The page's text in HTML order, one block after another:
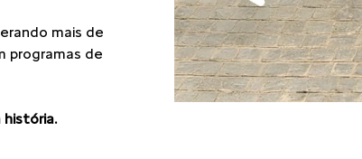
mais de
programas de